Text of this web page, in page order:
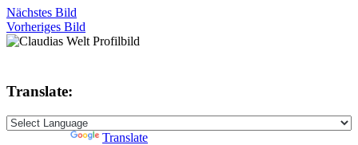
Nächstes Bild
Vorheriges Bild
Translate:
Translate